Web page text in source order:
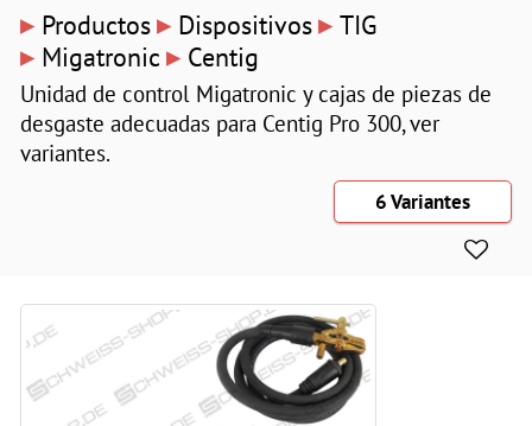
▸ Productos▸ Dispositivos▸ TIG
▸ Migatronic ▸ Centig
Unidad de control Migatronic y cajas de piezas de
desgaste adecuadas para Centig Pro 300, ver
variantes.
6 Variantes